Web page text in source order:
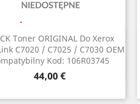
Toner ORIGINAL Do Xerox
C7020 / C7025 / C7030 OEM
Kod: 106R03745
Cena
44,00 €
Szybki podgląd